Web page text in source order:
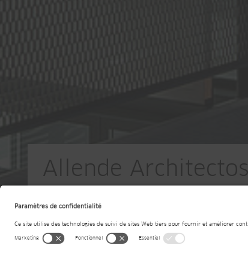
Allende Architectos